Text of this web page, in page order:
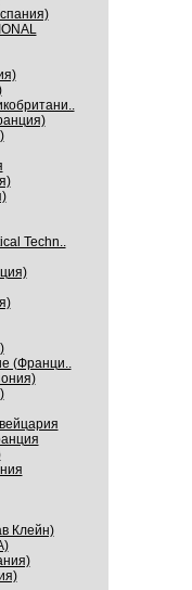
Techn..
(Франци..
Клейн)